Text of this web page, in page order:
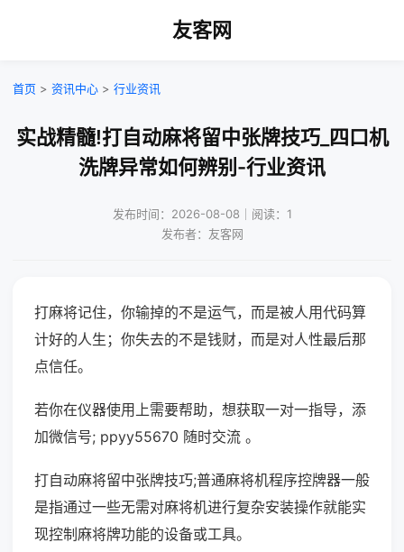
友客网
首页 > 资讯中心 > 行业资讯
实战精髓!打自动麻将留中张牌技巧_四口机
洗牌异常如何辨别-行业资讯
发布时间：2026-08-08｜阅读：1
发布者：友客网
打麻将记住，你输掉的不是运气，而是被人用代码算
计好的人生；你失去的不是钱财，而是对人性最后那
点信任。
若你在仪器使用上需要帮助，想获取一对一指导，添
加微信号; ppyy55670 随时交流 。
打自动麻将留中张牌技巧;普通麻将机程序控牌器一般
是指通过一些无需对麻将机进行复杂安装操作就能实
现控制麻将牌功能的设备或工具。